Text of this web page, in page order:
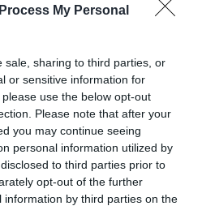
My Personal
sale, sharing to third parties, or
or sensitive information for
use the below opt-out
Please note that after your
you may continue seeing
personal information utilized by
to third parties prior to
opt-out of the further
by third parties on the
pogovoru
Twitterja) Elonom
predsednik dejal,
ruskih enot na
taktiko.
Vladimir
je Putin dober pogajalec
zato, da se pogaja,«